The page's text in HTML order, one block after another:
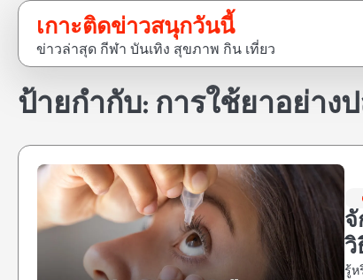
Skip
content
เกาะติดข่าวสนุกวันนี้
ข่าวล่าสุด กีฬา บันเทิง สุขภาพ กิน เที่ยว
ป้ายกำกับ: การใช้ยาอย่าง
วิ
รู้ห